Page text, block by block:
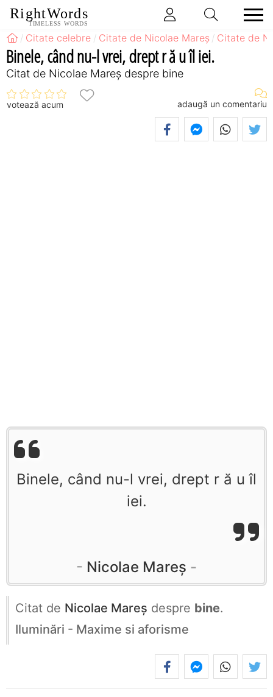
RightWords
TIMELESS WORDS
Citate celebre Citate de Nicolae Mareș Citate de
Binele, când nu-l vrei, drept r ă u îl iei.
Citat de Nicolae Mareș despre bine
votează acum adaugă un comentariu
Binele, când nu-l vrei, drept r ă u îl
iei.
Nicolae Mareș
Citat de Nicolae Mareș despre bine.
Iluminări - Maxime si aforisme